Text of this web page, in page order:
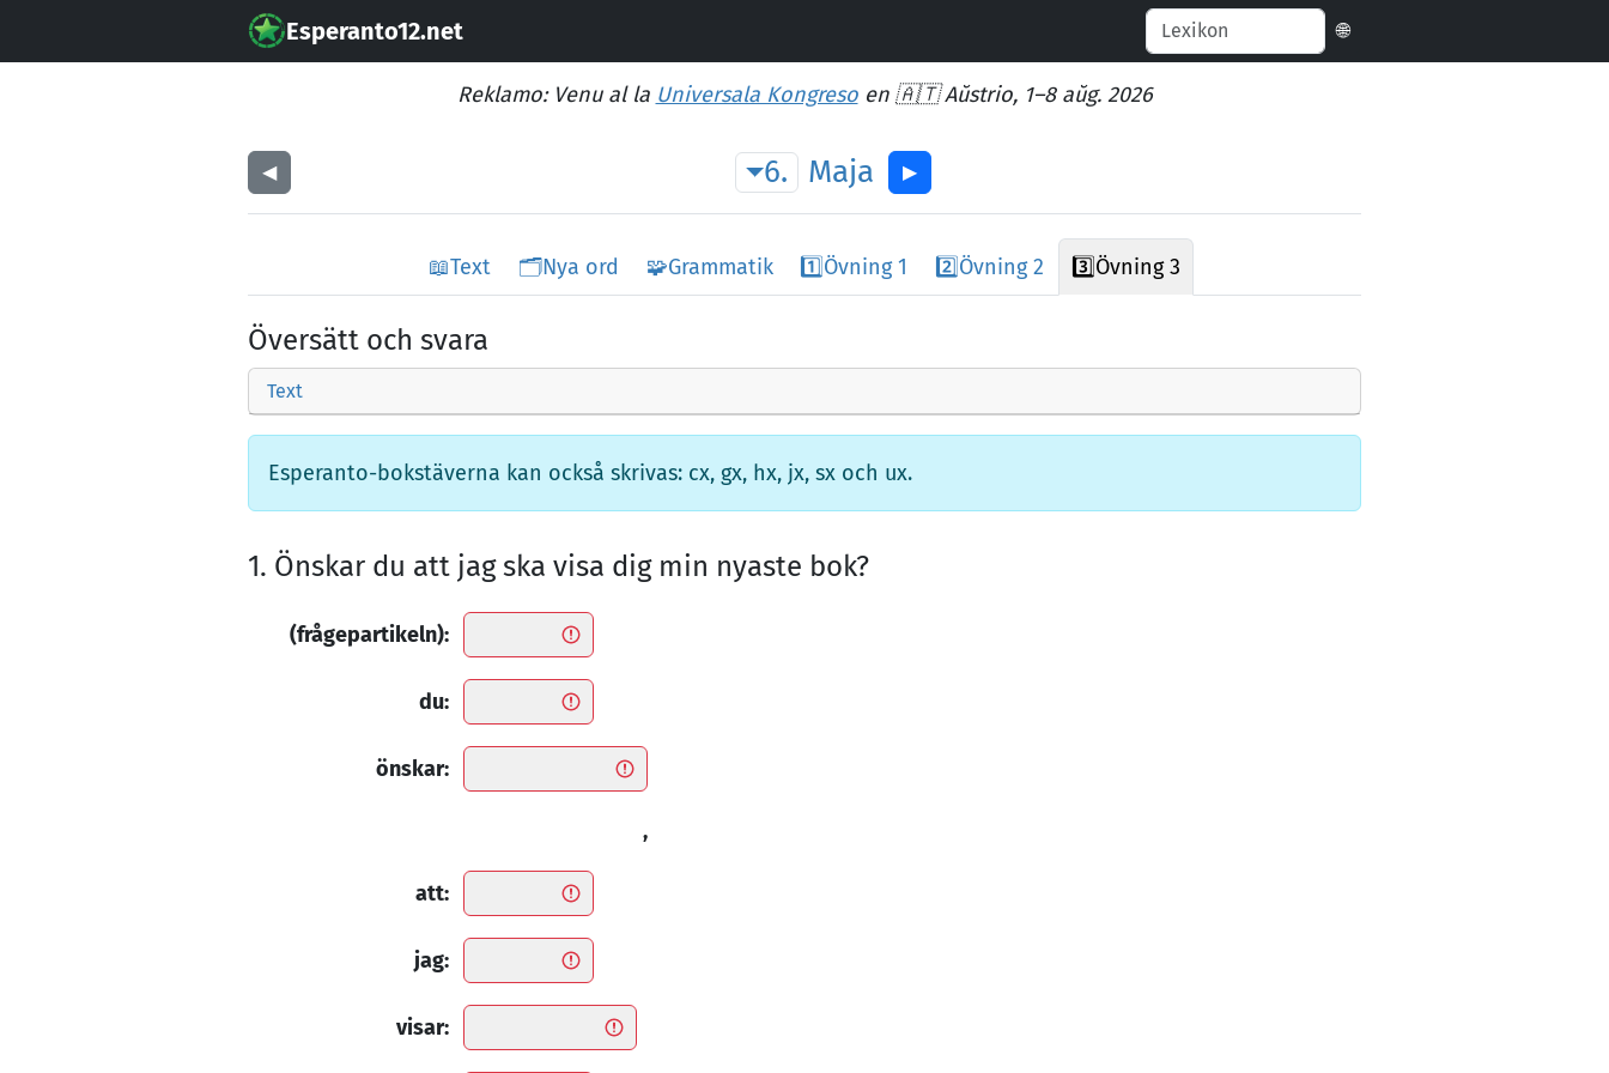
Esperanto12.net 🌐
Reklamo: Venu al la Universala Kongresoen 🇦🇹 Aŭstrio, 1–8 aŭg. 2026
◀︎ 6. Maja ▶︎
📖Text 🗂️Nya ord 🧩Grammatik 1️⃣Övning 1 2️⃣Övning 2 3️⃣Övning 3
Översätt och svara
Text
Esperanto-bokstäverna kan också skrivas: cx, gx, hx, jx, sx och ux.
1. Önskar du att jag ska visa dig min nyaste bok?
(frågepartikeln):
du:
önskar:
,
att:
jag:
visar: